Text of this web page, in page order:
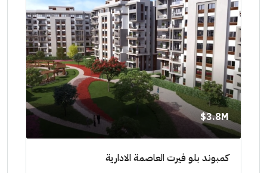
3.8M$
كمبوند بلو فيرت العاصمة الادارية